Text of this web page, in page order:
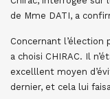
de Mme DATI, a
Concernant l’élection
a choisi CHIRAC. Il
excelllent moyen
dernier, et cela lui